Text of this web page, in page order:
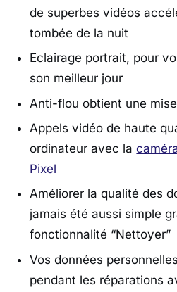
de superbes vidéos
tombée de la nuit
Eclairage portrait, pour
son meilleur jour
Anti-flou obtient une
Appels vidéo de haute
ordinateur avec la
Pixel
Améliorer la qualité des
jamais été aussi simple
fonctionnalité “Nettoyer”
Vos données
pendant les réparations